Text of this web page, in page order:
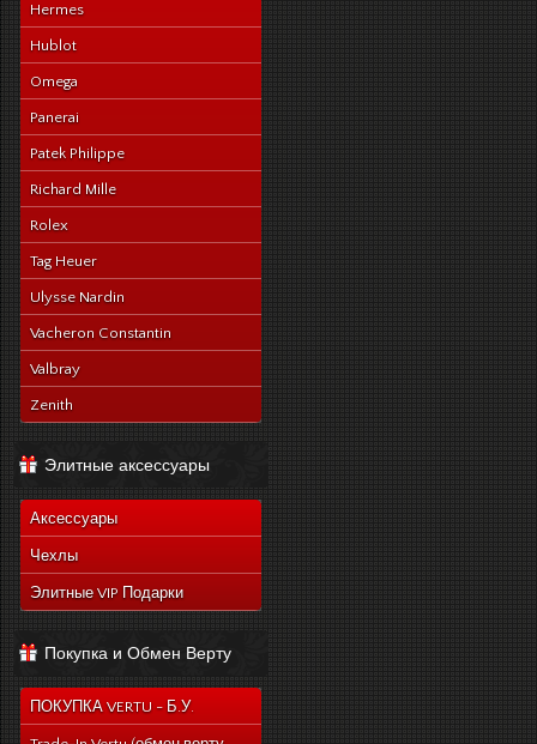
Hermes
Hublot
Omega
Panerai
Patek Philippe
Richard Mille
Rolex
Tag Heuer
Ulysse Nardin
Vacheron Constantin
Valbray
Zenith
Элитные аксессуары
Аксессуары
Чехлы
Элитные VIP Подарки
Покупка и Обмен Верту
ПОКУПКА VERTU - Б.У.